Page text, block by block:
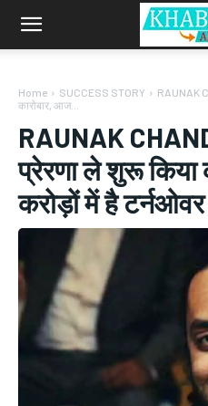
Home SUCCESS STORY
RAUNAK
कारोबार, आज...
RAUNAK
प्रेरणा ले शुरू किया
करोड़ों में है टर्नओवर